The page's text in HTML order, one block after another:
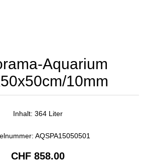
Aquarium
10mm
Inhalt: 364 Liter
AQSPA15050501
CHF 858.00